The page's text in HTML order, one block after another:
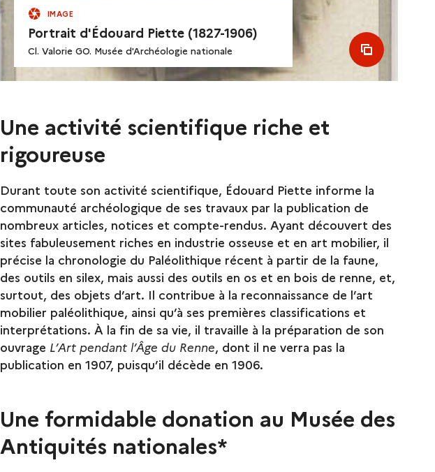
IMAGE
Portrait d'Édouard Piette (1827-1906)
Cl. Valorie GO. Musée d'Archéologie nationale see all media
Une activité scientifique riche et
rigoureuse
Durant toute son activité scientifique, Édouard Piette informe la
communauté archéologique de ses travaux par la publication de
nombreux articles, notices et compte-rendus. Ayant découvert des
sites fabuleusement riches en industrie osseuse et en art mobilier, il
précise la chronologie du Paléolithique récent à partir de la faune,
des outils en silex, mais aussi des outils en os et en bois de renne, et,
surtout, des objets d’art. Il contribue à la reconnaissance de l’art
mobilier paléolithique, ainsi qu’à ses premières classifications et
interprétations. À la fin de sa vie, il travaille à la préparation de son
ouvrage L’Art pendant l’Âge du Renne, dont il ne verra pas la
publication en 1907, puisqu’il décède en 1906.
Une formidable donation au Musée des
Antiquités nationales*